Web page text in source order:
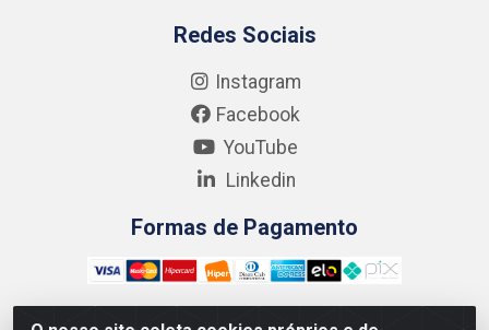
Redes Sociais
Instagram
Facebook
YouTube
Linkedin
Formas de Pagamento